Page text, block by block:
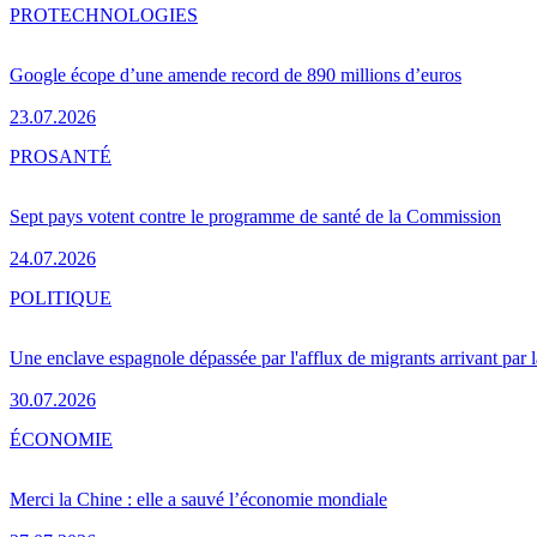
Google écope d’une amende record de 890 millions d’euros
23.07.2026
PROTECHNOLOGIES
Sept pays votent contre le programme de santé de la Commission
24.07.2026
PROSANTÉ
Une enclave espagnole dépassée par l'afflux de migrants arrivant par
30.07.2026
POLITIQUE
Merci la Chine : elle a sauvé l’économie mondiale
ÉCONOMIE